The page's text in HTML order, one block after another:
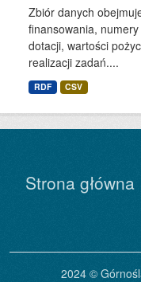
Zbiór danych
finansowania,
dotacji, wartości
realizacji zadań....
RDF CSV
Strona główna
2024 ©